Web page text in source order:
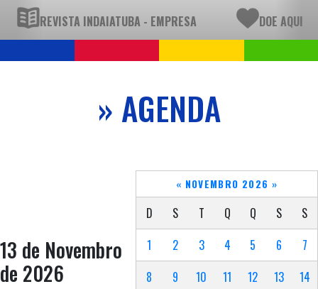
REVISTA INDAIATUBA - EMPRESA DOE AQUI
» AGENDA
« NOVEMBRO 2026 »
D S T Q Q S
S
1
2 3 4 5 6
7
8
9 10 11 12 13
14
13 de Novembro
de 2026